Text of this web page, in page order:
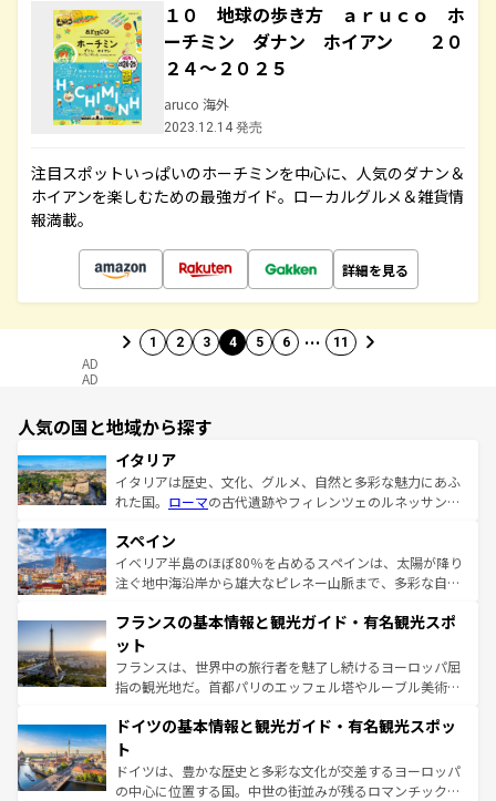
１０ 地球の歩き方 ａｒｕｃｏ ホ
ーチミン ダナン ホイアン ２０
２４～２０２５
aruco 海外
2023.12.14 発売
注目スポットいっぱいのホーチミンを中心に、人気のダナン＆
ホイアンを楽しむための最強ガイド。ローカルグルメ＆雑貨情
報満載。
詳細を見る
1 2 3 4 5 6 … 11
AD
AD
人気の国と地域から探す
イタリア
イタリアは歴史、文化、グルメ、自然と多彩な魅力にあふ
れた国。 ローマの古代遺跡やフィレンツェのルネッサンス
ろん、トスカーナの美しい田園風景やアマルフィ海岸の絶
景など、自然景観も見逃せない。観光の合間には、本場の
ピザやパスタなど、絶品のイタリア料理を堪能することも
ませてくれるイタリアで、忘れられない旅をしてみよう！
なお、新着のイタリア情報は
しい。
スペイン
イベリア半島のほぼ80％を占めるスペインは、太陽が降り
注ぐ地中海沿岸から雄大なピレネー山脈まで、多彩な自然
文化が根付くこの国では、情熱的なフラメンコ、熱気あふ
れる闘牛、そして美味しいタパスが生活の一部となってい
る。首都マドリードの洗練された雰囲気や、バルセロナの
アートに溢れた街角から、地方では古代ローマ遺跡や中世
せる。地方によって風土や気候が異なるスペインはその個
ンテンツ一覧 を参照してほしい。
フランスの基本情報と観光ガイド・有名観光スポ
ット
フランスは、世界中の旅行者を魅了し続けるヨーロッパ屈
指の観光地だ。首都パリのエッフェル塔やルーブル美術館
で、幅広い魅力が詰まっている。華麗な宮殿、歴史的な大
聖堂、美しいビーチ、そして豊かな自然が、訪れる者を心
から魅了する。また、フランスは美食の国としても知ら
れ、フランス料理はユネスコ無形文化遺産にも登録されて
ドイツの基本情報と観光ガイド・有名観光スポッ
ト
ドイツは、豊かな歴史と多彩な文化が交差するヨーロッパ
の中心に位置する国。中世の街並みが残るロマンチック街